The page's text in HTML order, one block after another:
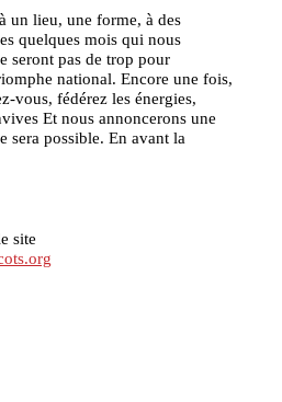
un lieu, une forme, à des
quelques mois qui nous
seront pas de trop pour
national. Encore une fois,
vous, fédérez les énergies,
Et nous annoncerons une
sera possible. En avant la
site